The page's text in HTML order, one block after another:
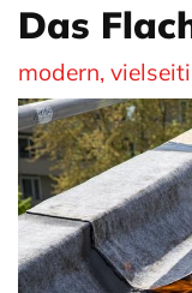
Das
modern,